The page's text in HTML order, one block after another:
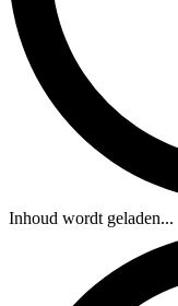
Inhoud wordt geladen...